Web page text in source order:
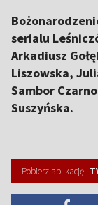
serialu
Arkadiusz
Liszowska,
Sambor
Suszyńska.
Pobierz aplikację